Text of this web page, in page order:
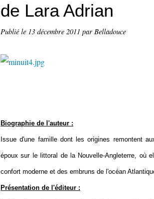
de Lara Adrian
Publié le 13 décembre 2011 par Belladouce
Biographie de l'auteur :
Issue d'une famille dont les origines remontent
époux sur le littoral de la Nouvelle-Angleterre, où
confort moderne et des embruns de l'océan
Présentation de l'éditeur :